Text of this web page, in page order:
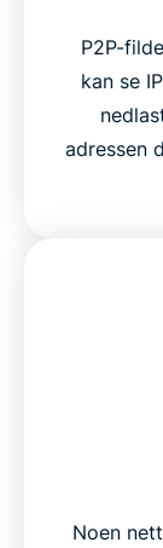
P2P-
kan se
adressen
Noen